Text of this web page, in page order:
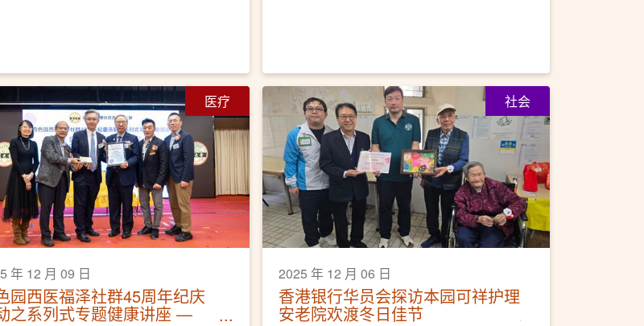
医疗
年 12 月 09 日
园西医福泽社群45周年纪庆
之系列式专题健康讲座 —
社会
2025 年 12 月 06 日
香港银行华员会探访本园可祥护理
安老院欢渡冬日佳节